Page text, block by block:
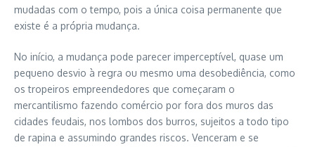
mudadas com o tempo, pois a única coisa permanente que
existe é a própria mudança.
No início, a mudança pode parecer imperceptível, quase um
pequeno desvio à regra ou mesmo uma desobediência, como
os tropeiros empreendedores que começaram o
mercantilismo fazendo comércio por fora dos muros das
cidades feudais, nos lombos dos burros, sujeitos a todo tipo
de rapina e assumindo grandes riscos. Venceram e se